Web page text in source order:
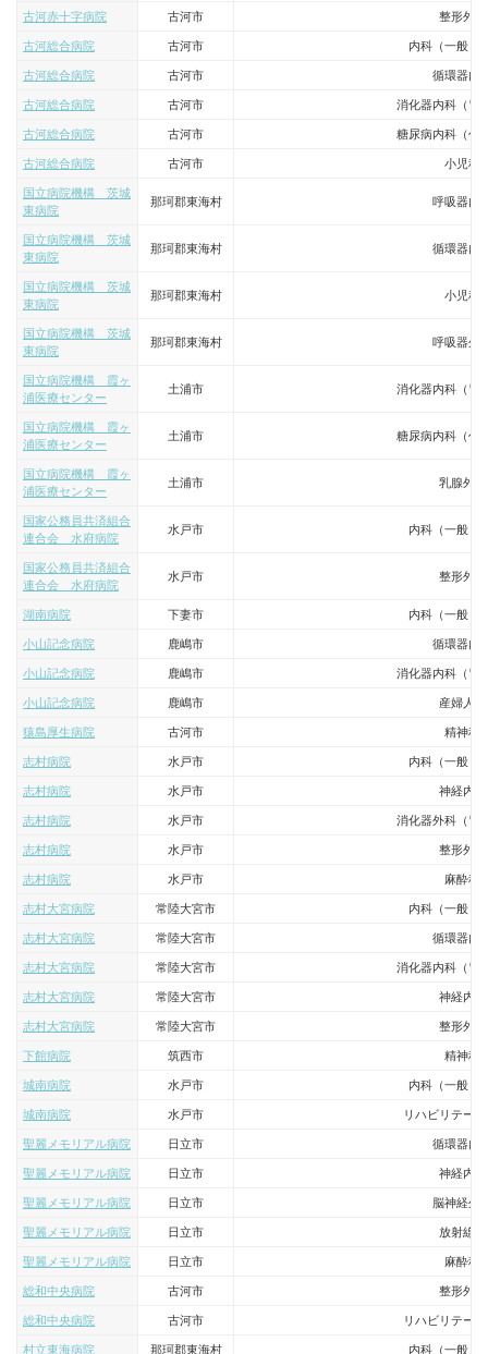
古河赤十字病院 古河市 整形外科
古河総合病院 古河市 内科（一般・
古河総合病院 古河市 循環器内
古河総合病院 古河市 消化器内科（胃
古河総合病院 古河市 糖尿病内科（代
古河総合病院 古河市 小児科
国立病院機構 茨城
東病院
那珂郡東海村 呼吸器内
国立病院機構 茨城
東病院
那珂郡東海村 循環器内
国立病院機構 茨城
東病院
那珂郡東海村 小児科
国立病院機構 茨城
東病院
那珂郡東海村 呼吸器外
国立病院機構 霞ヶ
浦医療センター
土浦市 消化器内科（胃
国立病院機構 霞ヶ
浦医療センター
土浦市 糖尿病内科（代
国立病院機構 霞ヶ
浦医療センター
土浦市 乳腺外科
国家公務員共済組合
連合会 水府病院
水戸市 内科（一般・
国家公務員共済組合
連合会 水府病院
水戸市 整形外科
湖南病院 下妻市 内科（一般・
小山記念病院 鹿嶋市 循環器内
小山記念病院 鹿嶋市 消化器内科（胃
小山記念病院 鹿嶋市 産婦人科
猿島厚生病院 古河市 精神科
志村病院 水戸市 内科（一般・
志村病院 水戸市 神経内科
志村病院 水戸市 消化器外科（胃
志村病院 水戸市 整形外科
志村病院 水戸市 麻酔科
志村大宮病院 常陸大宮市 内科（一般・
志村大宮病院 常陸大宮市 循環器内
志村大宮病院 常陸大宮市 消化器内科（胃
志村大宮病院 常陸大宮市 神経内科
志村大宮病院 常陸大宮市 整形外科
下館病院 筑西市 精神科
城南病院 水戸市 内科（一般・
城南病院 水戸市 リハビリテー
聖麗メモリアル病院 日立市 循環器内
聖麗メモリアル病院 日立市 神経内科
聖麗メモリアル病院 日立市 脳神経外
聖麗メモリアル病院 日立市 放射線科
聖麗メモリアル病院 日立市 麻酔科
総和中央病院 古河市 整形外科
総和中央病院 古河市 リハビリテー
村立東海病院 那珂郡東海村 内科（一般・